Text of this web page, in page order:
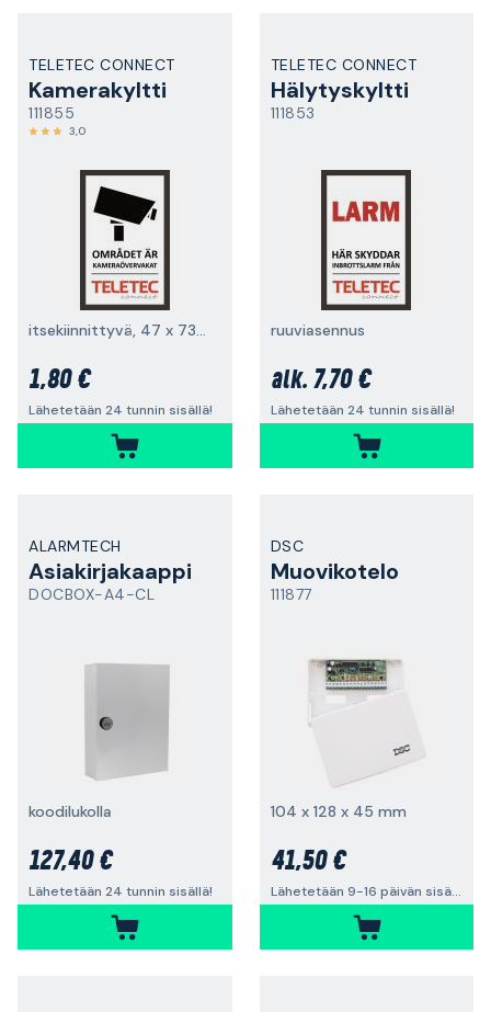
TELETEC CONNECT
Kamerakyltti
111855
3,0
itsekiinnittyvä, 47 x 73 mm
1,80 €
Lähetetään 24 tunnin sisällä!
TELETEC CONNECT
Hälytyskyltti
111853
ruuviasennus
alk. 7,70 €
Lähetetään 24 tunnin sisällä!
ALARMTECH
Asiakirjakaappi
DOCBOX-A4-CL
koodilukolla
127,40 €
Lähetetään 24 tunnin sisällä!
DSC
Muovikotelo
111877
104 x 128 x 45 mm
41,50 €
Lähetetään 9-16 päivän sisällä